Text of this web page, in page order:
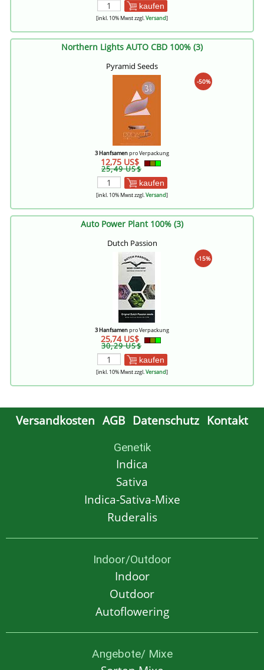
kaufen
[inkl. 10% Mwst zzgl.Versand]
Northern Lights AUTO CBD 100% (3)
Pyramid Seeds
-50%
3 Hanfsamenpro Verpackung
12,75 US$
25,49 US$
kaufen
[inkl. 10% Mwst zzgl.Versand]
Auto Power Plant 100% (3)
Dutch Passion
-15%
3 Hanfsamenpro Verpackung
25,74 US$
30,29 US$
kaufen
[inkl. 10% Mwst zzgl.Versand]
Versandkosten AGB Datenschutz Kontakt
Genetik
Indica
Sativa
Indica-Sativa-Mixe
Ruderalis
Indoor/Outdoor
Indoor
Outdoor
Autoflowering
Angebote/ Mixe